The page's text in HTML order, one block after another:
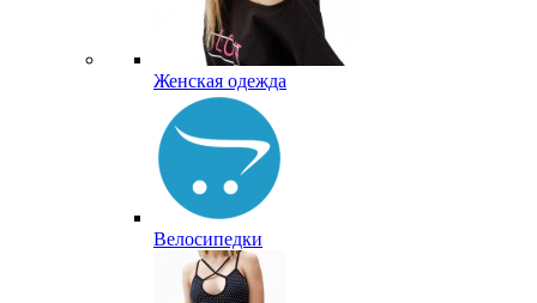
Женская одежда
Велосипедки